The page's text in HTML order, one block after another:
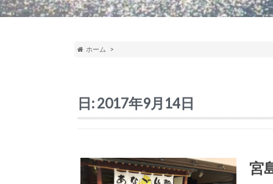
ホーム
日:2017年9月14日
宮